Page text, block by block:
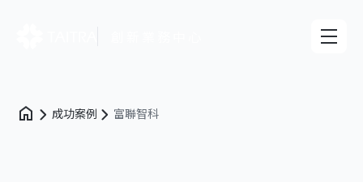
成功案例 富聯智科